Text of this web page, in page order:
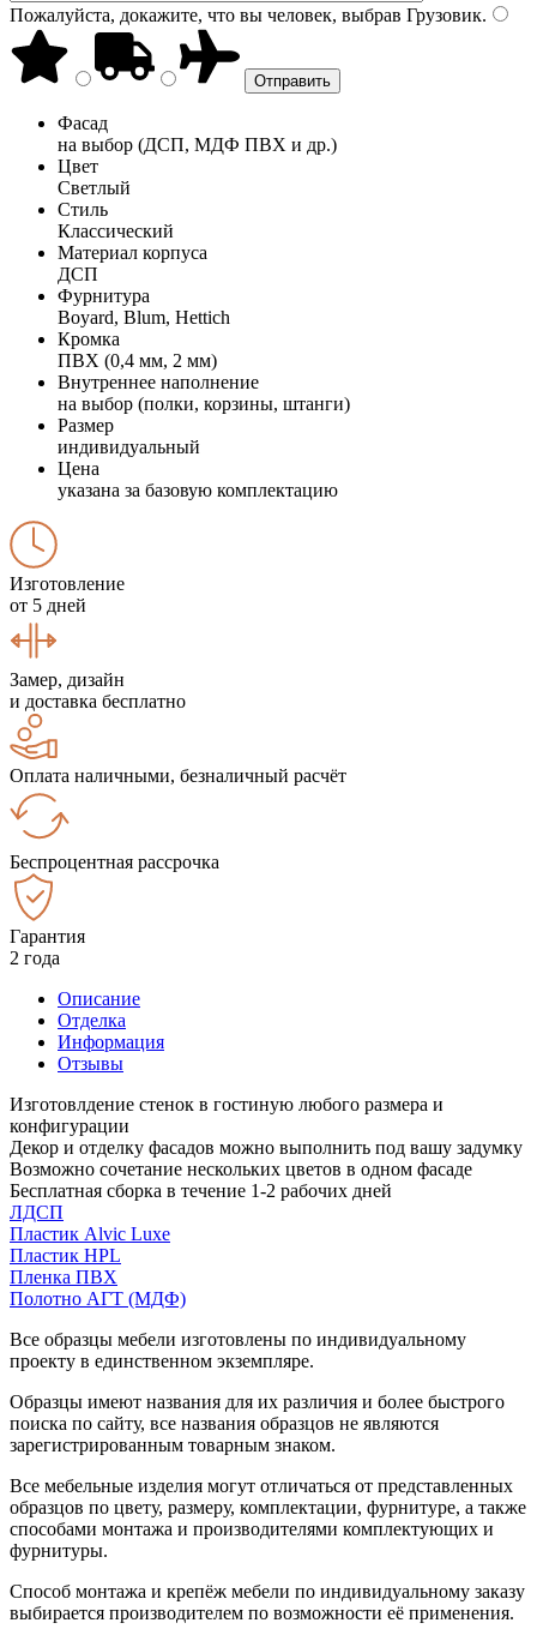
Пожалуйста, докажите, что вы человек, выбрав Грузовик.
Фасад
на выбор (ДСП, МДФ ПВХ и др.)
Цвет
Светлый
Стиль
Классический
Материал корпуса
ДСП
Фурнитура
Boyard, Blum, Hettich
Кромка
ПВХ (0,4 мм, 2 мм)
Внутреннее наполнение
на выбор (полки, корзины, штанги)
Размер
индивидуальный
Цена
указана за базовую комплектацию
Изготовление
от 5 дней
Замер, дизайн
и доставка бесплатно
Оплата наличными, безналичный расчёт
Беспроцентная рассрочка
Гарантия
2 года
Описание
Отделка
Информация
Отзывы
Изготовлдение стенок в гостиную любого размера и
конфигурации
Декор и отделку фасадов можно выполнить под вашу задумку
Возможно сочетание нескольких цветов в одном фасаде
Бесплатная сборка в течение 1-2 рабочих дней
ЛДСП
Пластик Alvic Luxe
Пластик HPL
Пленка ПВХ
Полотно АГТ (МДФ)
Все образцы мебели изготовлены по индивидуальному
проекту в единственном экземпляре.
Образцы имеют названия для их различия и более быстрого
поиска по сайту, все названия образцов не являются
зарегистрированным товарным знаком.
Все мебельные изделия могут отличаться от представленных
образцов по цвету, размеру, комплектации, фурнитуре, а также
способами монтажа и производителями комплектующих и
фурнитуры.
Способ монтажа и крепёж мебели по индивидуальному заказу
выбирается производителем по возможности её применения.